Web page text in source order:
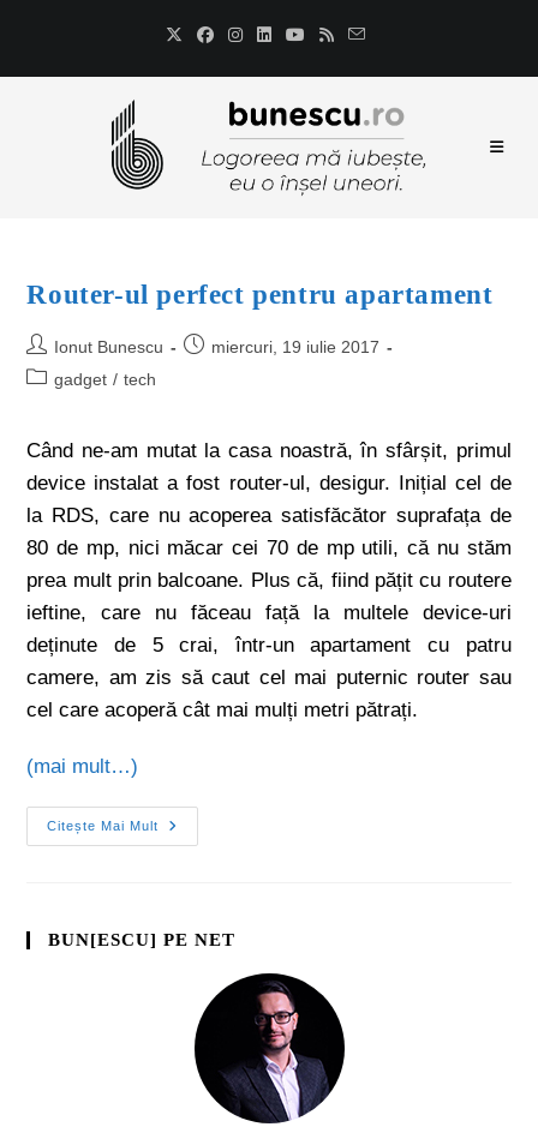
Router-ul perfect pentru apartament
Ionut Bunescu
miercuri, 19 iulie 2017
gadget / tech
Când ne-am mutat la casa noastră, în sfârșit, primul
device instalat a fost router-ul, desigur. Inițial cel de
la RDS, care nu acoperea satisfăcător suprafața de
80 de mp, nici măcar cei 70 de mp utili, că nu stăm
prea mult prin balcoane. Plus că, fiind pățit cu routere
ieftine, care nu făceau față la multele device-uri
deținute de 5 crai, într-un apartament cu patru
camere, am zis să caut cel mai puternic router sau
cel care acoperă cât mai mulți metri pătrați.
(mai mult…)
Citește Mai Mult
BUN[ESCU] PE NET